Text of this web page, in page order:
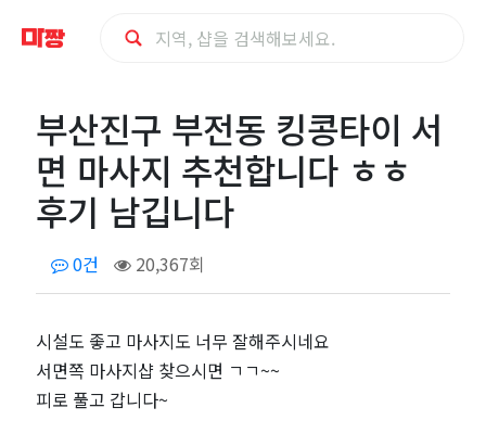
산
진
부
전
동
부산진구 부전동 킹콩타이 서
면 마사지 추천합니다 ㅎㅎ
후기 남깁니다
0건 20,367회
시설도 좋고 마사지도 너무 잘해주시네요
서면쪽 마사지샵 찾으시면 ㄱㄱ~~
피로 풀고 갑니다~